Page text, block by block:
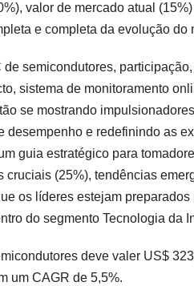
valor de mercado atual
e completa da evolução do
semicondutores,
sistema de monitoramento
se mostrando
e redefinindo as
guia estratégico para
(25%), tendências
os líderes estejam
do segmento Tecnologia da
deve valer US$
um CAGR de 5,5%.